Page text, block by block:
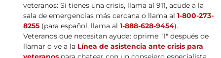
veteranos: Si tienes una crisis, llama al 911, acude a la
sala de emergencias más cercana o llama al 1-800-273-
8255 (para español, llama al 1-888-628-9454).
Veteranos que necesitan ayuda: oprime "1" después de
llamar o ve a la Línea de asistencia ante crisis para